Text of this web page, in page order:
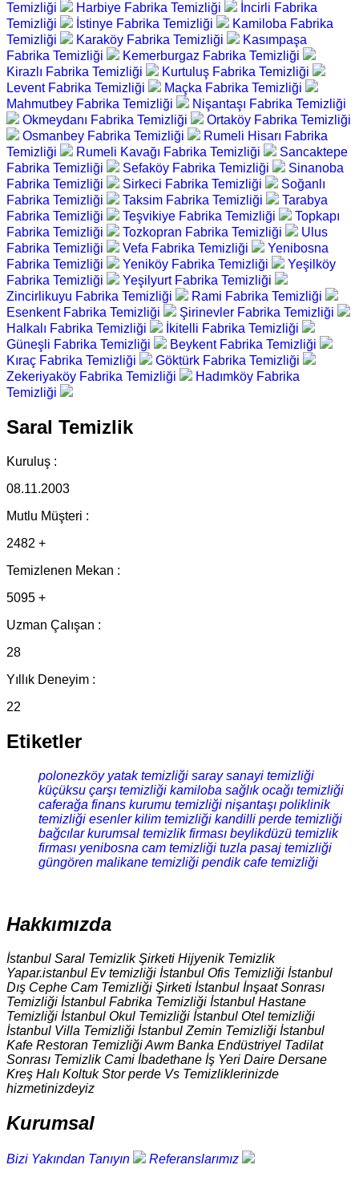
Temizliği
Harbiye Fabrika Temizliği
İncirli Fabrika
Temizliği
İstinye Fabrika Temizliği
Kamiloba Fabrika
Temizliği
Karaköy Fabrika Temizliği
Kasımpaşa
Fabrika Temizliği
Kemerburgaz Fabrika Temizliği
Kirazlı Fabrika Temizliği
Kurtuluş Fabrika Temizliği
Levent Fabrika Temizliği
Maçka Fabrika Temizliği
Mahmutbey Fabrika Temizliği
Nişantaşı Fabrika Temizliği
Okmeydanı Fabrika Temizliği
Ortaköy Fabrika Temizliği
Osmanbey Fabrika Temizliği
Rumeli Hisarı Fabrika
Temizliği
Rumeli Kavağı Fabrika Temizliği
Sancaktepe
Fabrika Temizliği
Sefaköy Fabrika Temizliği
Sinanoba
Fabrika Temizliği
Sirkeci Fabrika Temizliği
Soğanlı
Fabrika Temizliği
Taksim Fabrika Temizliği
Tarabya
Fabrika Temizliği
Teşvikiye Fabrika Temizliği
Topkapı
Fabrika Temizliği
Tozkopran Fabrika Temizliği
Ulus
Fabrika Temizliği
Vefa Fabrika Temizliği
Yenibosna
Fabrika Temizliği
Yeniköy Fabrika Temizliği
Yeşilköy
Fabrika Temizliği
Yeşilyurt Fabrika Temizliği
Zincirlikuyu Fabrika Temizliği
Rami Fabrika Temizliği
Esenkent Fabrika Temizliği
Şirinevler Fabrika Temizliği
Halkalı Fabrika Temizliği
İkitelli Fabrika Temizliği
Güneşli Fabrika Temizliği
Beykent Fabrika Temizliği
Kıraç Fabrika Temizliği
Göktürk Fabrika Temizliği
Zekeriyaköy Fabrika Temizliği
Hadımköy Fabrika
Temizliği
Saral Temizlik
Kuruluş :
08.11.2003
Mutlu Müşteri :
2482 +
Temizlenen Mekan :
5095 +
Uzman Çalışan :
28
Yıllık Deneyim :
22
Etiketler
polonezköy yatak temizliği saray sanayi temizliği
küçüksu çarşı temizliği kamiloba sağlık ocağı temizliği
caferağa finans kurumu temizliği nişantaşı poliklinik
temizliği esenler kilim temizliği kandilli perde temizliği
bağcılar kurumsal temizlik firması beylikdüzü temizlik
firması yenibosna cam temizliği tuzla pasaj temizliği
güngören malikane temizliği pendik cafe temizliği
Hakkımızda
İstanbul Saral Temizlik Şirketi Hijyenik Temizlik
Yapar.istanbul Ev temizliği İstanbul Ofis Temizliği İstanbul
Dış Cephe Cam Temizliği Şirketi İstanbul İnşaat Sonrası
Temizliği İstanbul Fabrika Temizliği İstanbul Hastane
Temizliği İstanbul Okul Temizliği İstanbul Otel temizliği
İstanbul Villa Temizliği İstanbul Zemin Temizliği İstanbul
Kafe Restoran Temizliği Awm Banka Endüstriyel Tadilat
Sonrası Temizlik Cami İbadethane İş Yeri Daire Dersane
Kreş Halı Koltuk Stor perde Vs Temizliklerinizde
hizmetinizdeyiz
Kurumsal
Bizi Yakından Tanıyın Referanslarımız